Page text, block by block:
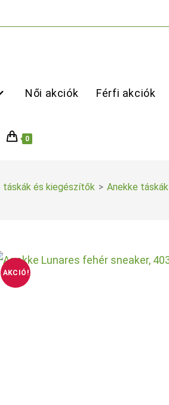
Női akciók Férfi akciók
0
táskák és kiegészítők > Anekke táskák
AKCIÓ!